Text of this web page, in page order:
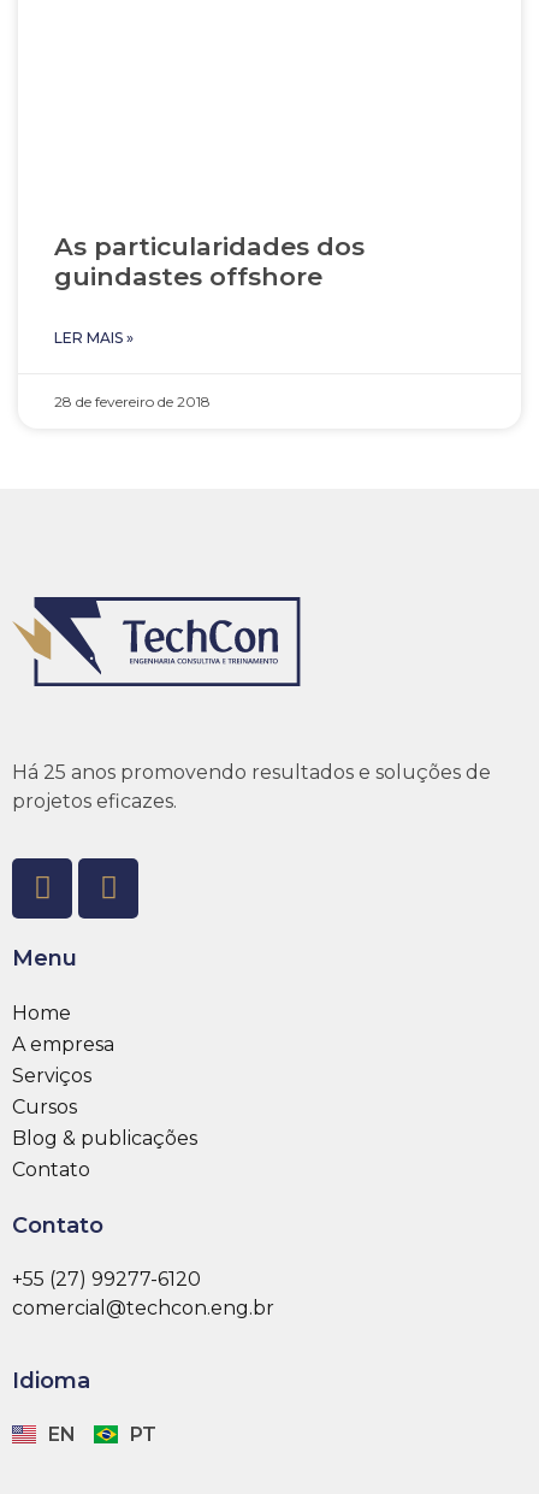
As particularidades dos
guindastes offshore
LER MAIS »
28 de fevereiro de 2018
Há 25 anos promovendo resultados e soluções de
projetos eficazes.
Menu
Home
A empresa
Serviços
Cursos
Blog & publicações
Contato
Contato
+55 (27) 99277-6120
comercial@techcon.eng.br
Idioma
EN PT